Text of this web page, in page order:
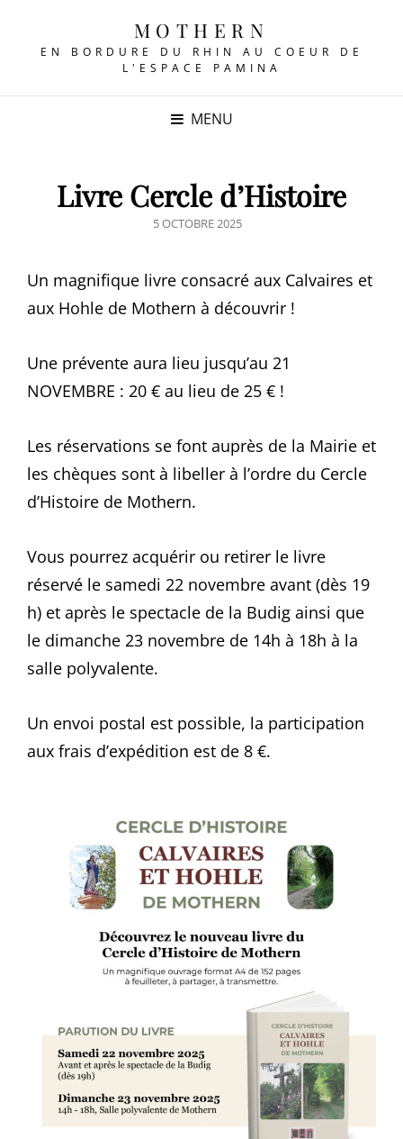
MOTHERN
EN BORDURE DU RHIN AU COEUR DE
L'ESPACE PAMINA
MENU
Livre Cercle d’Histoire
POSTED
5 OCTOBRE 2025
Un magnifique livre consacré aux Calvaires et
aux Hohle de Mothern à découvrir !
Une prévente aura lieu jusqu’au 21
NOVEMBRE : 20 € au lieu de 25 € !
Les réservations se font auprès de la Mairie et
les chèques sont à libeller à l’ordre du Cercle
d’Histoire de Mothern.
Vous pourrez acquérir ou retirer le livre
réservé le samedi 22 novembre avant (dès 19
h) et après le spectacle de la Budig ainsi que
le dimanche 23 novembre de 14h à 18h à la
salle polyvalente.
Un envoi postal est possible, la participation
aux frais d’expédition est de 8 €.